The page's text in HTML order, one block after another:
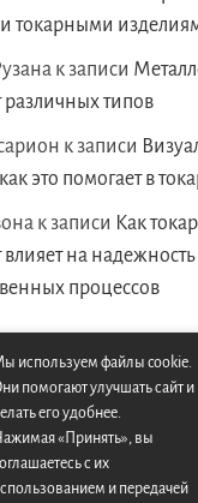
токарными
к записи
различных типов
к записи
это помогает в
к записи Как
на надежность
процессов
используем файлы cookie.
помогают улучшать сайт и
его удобнее.
«Принять», вы
с их
и передачей